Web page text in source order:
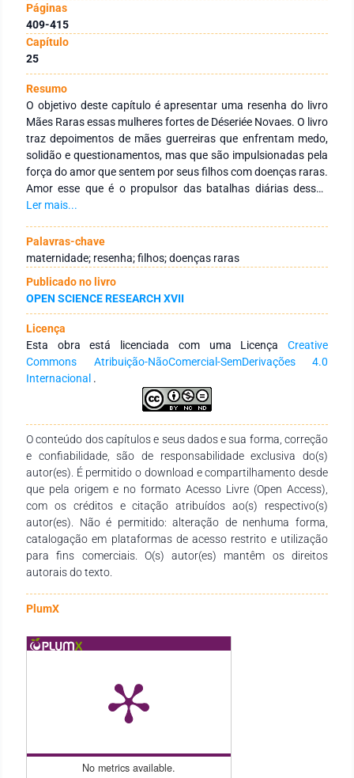
Páginas
409-415
Capítulo
25
Resumo
O objetivo deste capítulo é apresentar uma resenha do livro
Mães Raras essas mulheres fortes de Déseriée Novaes. O livro
traz depoimentos de mães guerreiras que enfrentam medo,
solidão e questionamentos, mas que são impulsionadas pela
força do amor que sentem por seus filhos com doenças raras.
Amor esse que é o propulsor das batalhas diárias dessas
Mães Raras, dessas mulheres fortes. O livro é para um
empatia o universo das pessoas que têm doenças raras ou
convivem com entes em tais condições.
Ler mais...
Palavras-chave
maternidade; resenha; filhos; doenças raras
Publicado no livro
OPEN SCIENCE RESEARCH XVII
Licença
Esta obra está licenciada com uma Licença Creative
Commons Atribuição-NãoComercial-SemDerivações 4.0
Internacional .
O conteúdo dos capítulos e seus dados e sua forma, correção
e confiabilidade, são de responsabilidade exclusiva do(s)
autor(es). É permitido o download e compartilhamento desde
que pela origem e no formato Acesso Livre (Open Access),
com os créditos e citação atribuídos ao(s) respectivo(s)
autor(es). Não é permitido: alteração de nenhuma forma,
catalogação em plataformas de acesso restrito e utilização
para fins comerciais. O(s) autor(es) mantêm os direitos
autorais do texto.
PlumX
No metrics available.